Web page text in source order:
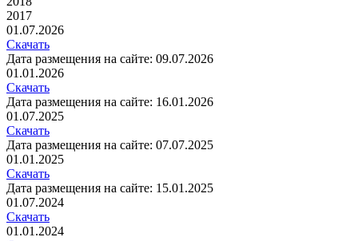
2017
01.07.2026
Скачать
Дата размещения на сайте: 09.07.2026
01.01.2026
Скачать
Дата размещения на сайте: 16.01.2026
01.07.2025
Скачать
Дата размещения на сайте: 07.07.2025
01.01.2025
Скачать
Дата размещения на сайте: 15.01.2025
01.07.2024
Скачать
01.01.2024